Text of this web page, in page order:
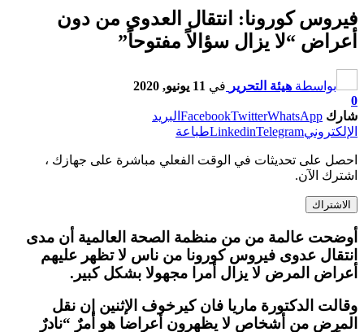
فيروس كورونا: انتقال العدوى من دون
أعراض “لا يزال سؤالاً مفتوحاً”
بواسطة هيئة التحرير في 11 يونيو, 2020
0
شارك
FacebookTwitterWhatsApp
البريد
الإلكتروني
LinkedinTelegram طباعة
احصل على تحديثات في الوقت الفعلي مباشرة على جهازك ،
اشترك الآن.
الاشتراك
أوضحت عالمة من من منظمة الصحة العالمية أن مدى
انتقال عدوى فيروس كورونا من ناس لا تظهر عليهم
أعراض المرض لا يزال أمرا مجهولا بشكل كبير.
وقالت الدكتورة ماريا فان كيرخوف الإثنين إن نقل
المرض من أشخاص لا يظهرون أعراضا هو أمرٌ “نادرٌ